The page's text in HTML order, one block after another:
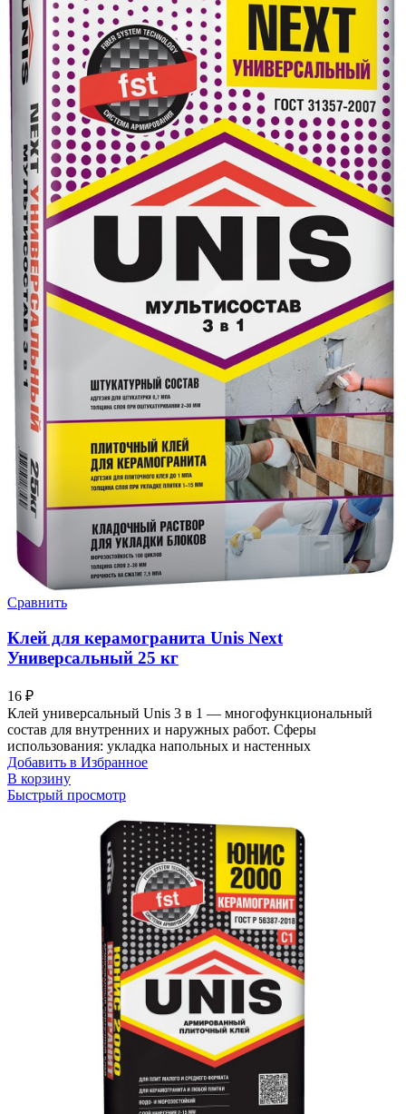
Сравнить
Клей для керамогранита Unis Next
Универсальный 25 кг
16 ₽
Клей универсальный Unis 3 в 1 — многофункциональный
состав для внутренних и наружных работ. Сферы
использования: укладка напольных и настенных
Добавить в Избранное
В корзину
Быстрый просмотр